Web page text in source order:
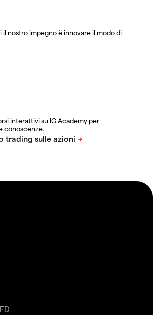
il nostro impegno è innovare il modo di
interattivi su IG Academy per
conoscenze.